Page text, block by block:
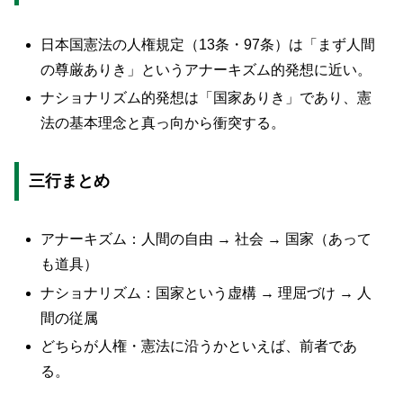
日本国憲法の人権規定（13条・97条）は「まず人間
の尊厳ありき」というアナーキズム的発想に近い。
ナショナリズム的発想は「国家ありき」であり、憲
法の基本理念と真っ向から衝突する。
三行まとめ
アナーキズム：人間の自由 → 社会 → 国家（あって
も道具）
ナショナリズム：国家という虚構 → 理屈づけ → 人
間の従属
どちらが人権・憲法に沿うかといえば、前者であ
る。